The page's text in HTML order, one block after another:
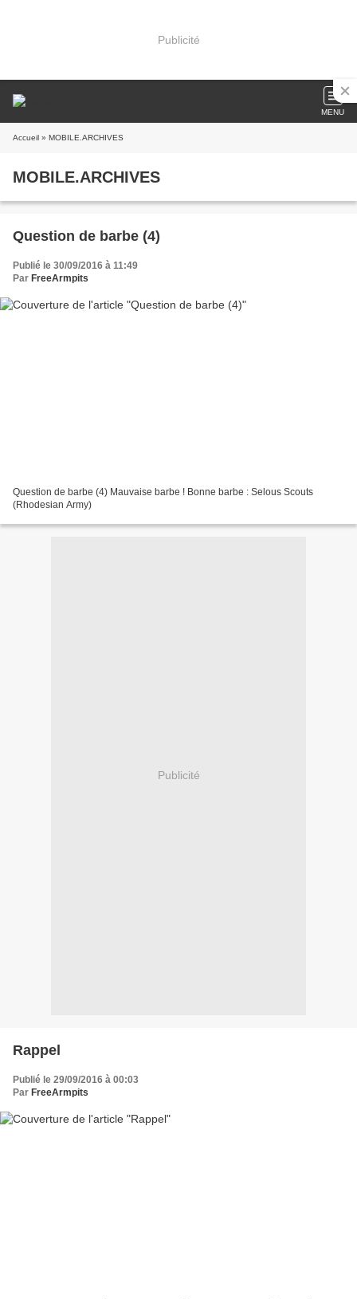
Publicité
MENU
Accueil » MOBILE.ARCHIVES
MOBILE.ARCHIVES
Question de barbe (4)
Publié le 30/09/2016 à 11:49
Par FreeArmpits
Question de barbe (4) Mauvaise barbe ! Bonne barbe : Selous Scouts
(Rhodesian Army)
Publicité
Rappel
Publié le 29/09/2016 à 00:03
Par FreeArmpits